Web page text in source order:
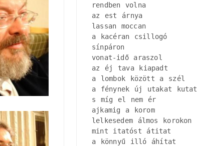
rendben volna
az est árnya
lassan moccan
a kacéran csillogó
sínpáron
vonat-idő araszol
az éj tava kiapadt
a lombok között a szél
a fénynek új utakat kutat
s míg el nem ér
ajkamig a korom
lelkesedem álmos korokon
mint itatóst átitat
a könnyű illó áhítat